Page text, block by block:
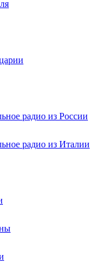
радио из России
радио из Италии